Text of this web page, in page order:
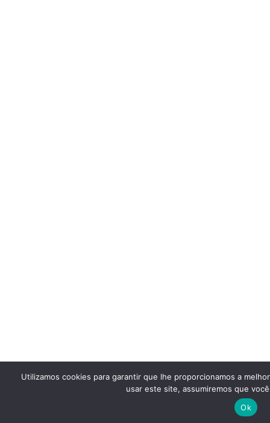
Utilizamos cookies para garantir que lhe proporcionamos a
usar este site, assumiremos que
Ok